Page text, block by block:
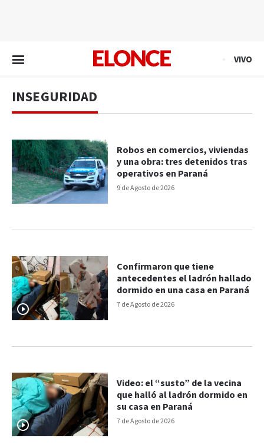
VIVO
INSEGURIDAD
9 de Agosto de 2026
Robos en comercios, viviendas
y una obra: tres detenidos tras
operativos en Paraná
7 de Agosto de 2026
Confirmaron que tiene
antecedentes el ladrón hallado
dormido en una casa en Paraná
7 de Agosto de 2026
Video: el “susto” de la vecina
que halló al ladrón dormido en
su casa en Paraná